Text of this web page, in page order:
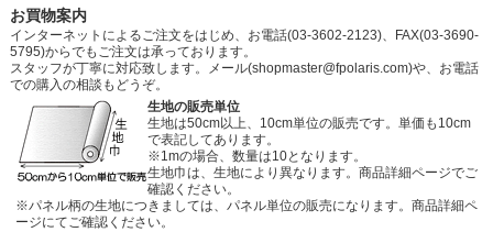
お買物案内
インターネットによるご注文をはじめ、お電話(03-3602-2123)、FAX(03-3690-
5795)からでもご注文は承っております。
スタッフが丁寧に対応致します。メール(shopmaster@fpolaris.com)や、お電話
での購入の相談もどうぞ。
生地の販売単位
生地は50cm以上、10cm単位の販売です。単価も10cm
で表記してあります。
※1mの場合、数量は10となります。
生地巾は、生地により異なります。商品詳細ページでご
確認ください。
※パネル柄の生地につきましては、パネル単位の販売になります。商品詳細ペ
ージにてご確認ください。